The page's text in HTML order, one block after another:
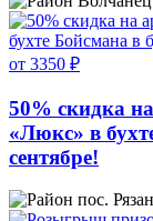
от 3350 ₽
50% скидка
«Люкс» в
сентябре!
пос.